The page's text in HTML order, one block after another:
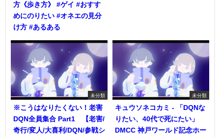
方《歩き方》 #ゲイ #おすす
めにのりたい #オネエの見分
け方 #あるある
未分類
※こうはなりたくない！老害
DQN全員集合 Part1 【老害/
奇行/変人/大喜利/DQN/参戦シ
未分類
キュウソネコカミ - 「DQNな
りたい、40代で死にたい」
DMCC 神戸ワールド記念ホー